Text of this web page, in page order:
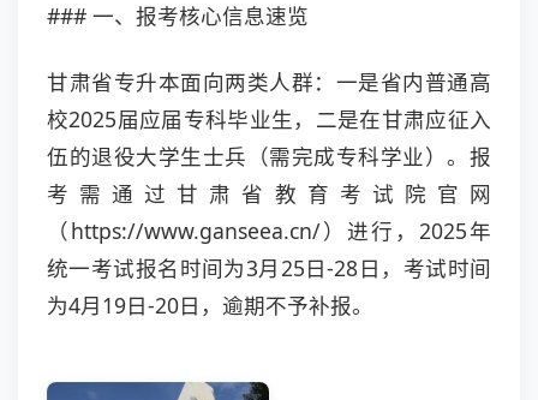
### 一、报考核心信息速览
甘肃省专升本面向两类人群：一是省内普通高
校2025届应届专科毕业生，二是在甘肃应征入
伍的退役大学生士兵（需完成专科学业）。报
考需通过甘肃省教育考试院官网
（https://www.ganseea.cn/）进行，2025年
统一考试报名时间为3月25日-28日，考试时间
为4月19日-20日，逾期不予补报。